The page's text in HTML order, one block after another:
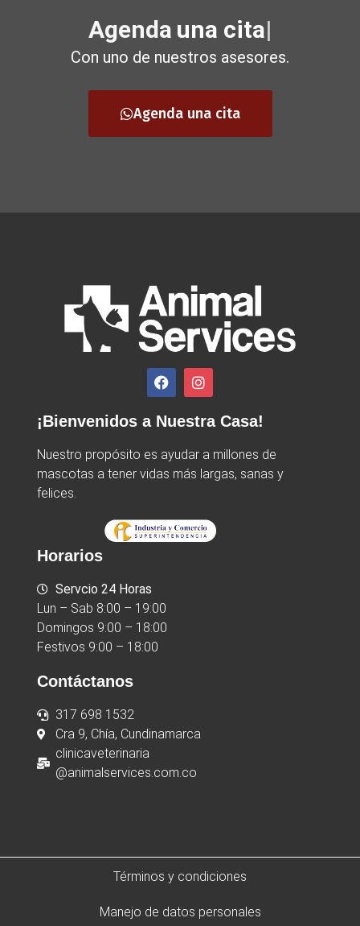
Agenda una cita
Con uno de nuestros asesores.
Agenda una cita
¡Bienvenidos a Nuestra Casa!
Nuestro propósito es ayudar a millones de
mascotas a tener vidas más largas, sanas y
felices.
Horarios
Servcio 24 Horas
Lun – Sab 8:00 – 19:00
Domingos 9:00 – 18:00
Festivos 9:00 – 18:00
Contáctanos
317 698 1532
Cra 9, Chía, Cundinamarca
clinicaveterinaria
@animalservices.com.co
Términos y condiciones
Manejo de datos personales